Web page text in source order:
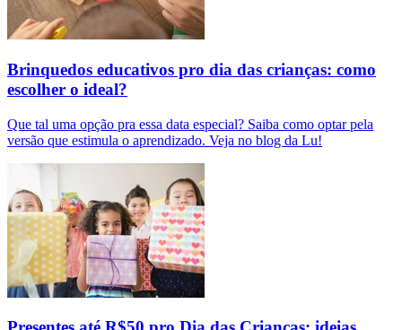
Brinquedos educativos pro dia das crianças: como
escolher o ideal?
Que tal uma opção pra essa data especial? Saiba como optar pela
versão que estimula o aprendizado. Veja no blog da Lu!